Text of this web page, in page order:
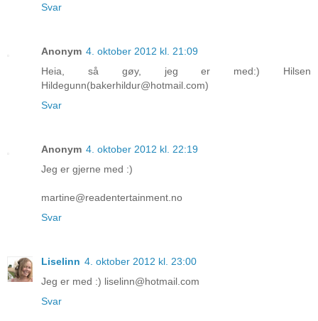
Svar
Anonym 4. oktober 2012 kl. 21:09
Heia, så gøy, jeg er med:) Hilsen
Hildegunn(bakerhildur@hotmail.com)
Svar
Anonym 4. oktober 2012 kl. 22:19
Jeg er gjerne med :)
martine@readentertainment.no
Svar
Liselinn 4. oktober 2012 kl. 23:00
Jeg er med :) liselinn@hotmail.com
Svar